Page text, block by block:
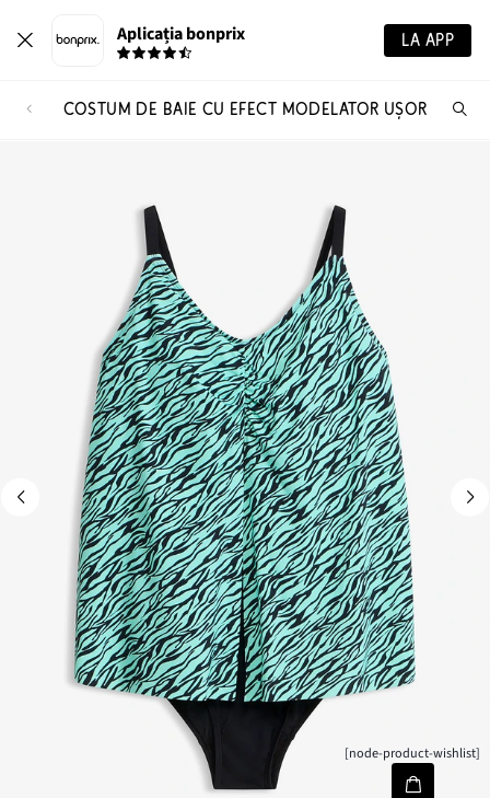
Aplicația bonprix LA APP
COSTUM DE BAIE CU EFECT MODELATOR UȘOR
[node-product-wishlist]